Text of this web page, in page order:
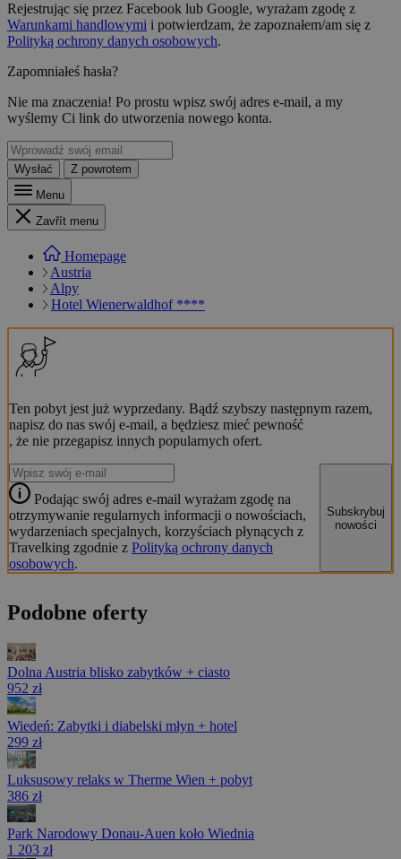
Rejestrując się przez Facebook lub Google, wyrażam zgodę z
Warunkami handlowymi i potwierdzam, że zapoznałem/am się z
Polityką ochrony danych osobowych.
Zapomniałeś hasła?
Nie ma znaczenia! Po prostu wpisz swój adres e-mail, a my
wyślemy Ci link do utworzenia nowego konta.
Wysłać
Z powrotem
Menu
Zavřít menu
Homepage
Austria
Alpy
Hotel Wienerwaldhof ****
Ten pobyt jest już wyprzedany. Bądź szybszy następnym razem,
napisz do nas swój e-mail, a będziesz mieć pewność
, że nie przegapisz innych popularnych ofert.
Podając swój adres e-mail wyrażam zgodę na
otrzymywanie regularnych informacji o nowościach,
wydarzeniach specjalnych, korzyściach płynących z
Travelking zgodnie z Polityką ochrony danych
osobowych.
Subskrybuj
nowości
Podobne oferty
Dolna Austria blisko zabytków + ciasto
952 zł
Wiedeń: Zabytki i diabelski młyn + hotel
299 zł
Luksusowy relaks w Therme Wien + pobyt
386 zł
Park Narodowy Donau-Auen koło Wiednia
1 203 zł